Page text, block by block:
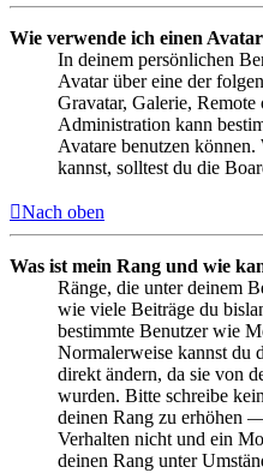
Wie verwende ich einen
In deinem persönlichen
Avatar über eine der
Gravatar, Galerie,
Administration kann
Avatare benutzen
kannst, solltest du die
Nach oben
Was ist mein Rang und wie
Ränge, die unter deinem
wie viele Beiträge du
bestimmte Benutzer wie
Normalerweise kannst du
direkt ändern, da sie von
wurden. Bitte schreibe
deinen Rang zu erhöhen
Verhalten nicht und ein
deinen Rang unter